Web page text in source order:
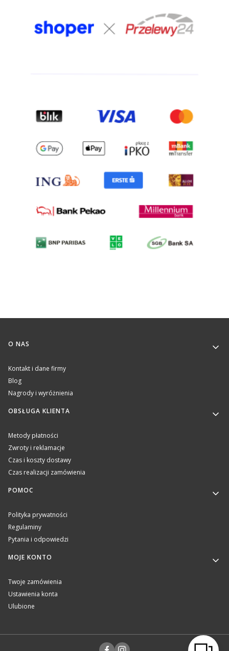
Linki w stopce
O NAS
Kontakt i dane firmy
Blog
Nagrody i wyróżnienia
OBSŁUGA KLIENTA
Metody płatności
Zwroty i reklamacje
Czas i koszty dostawy
Czas realizacji zamówienia
POMOC
Polityka prywatności
Regulaminy
Pytania i odpowiedzi
MOJE KONTO
Twoje zamówienia
Ustawienia konta
Ulubione